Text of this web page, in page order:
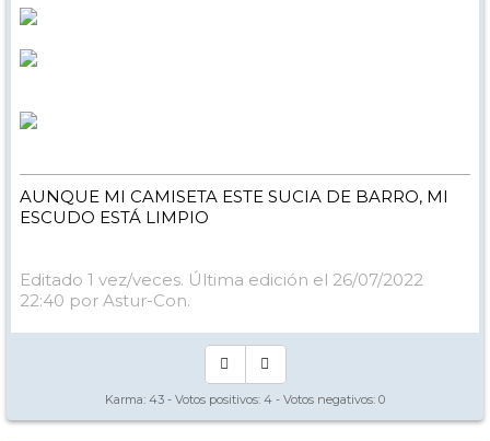
AUNQUE MI CAMISETA ESTE SUCIA DE BARRO, MI
ESCUDO ESTÁ LIMPIO
Editado 1 vez/veces. Última edición el 26/07/2022
22:40 por Astur-Con.
Karma: 43 - Votos positivos: 4 - Votos negativos: 0